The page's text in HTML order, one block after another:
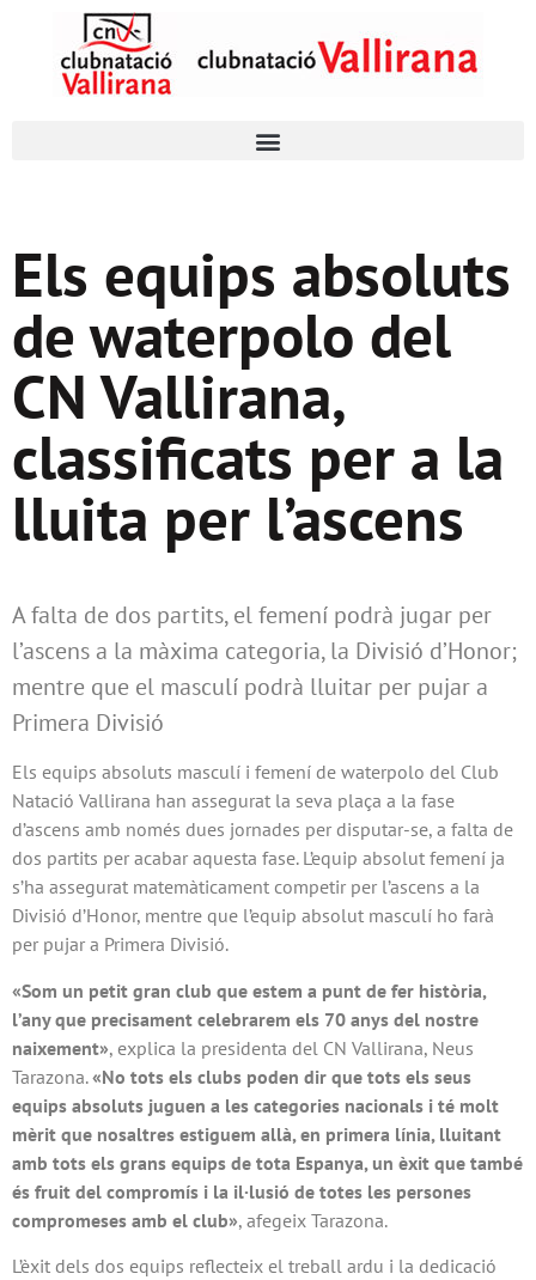
Els equips absoluts
de waterpolo del
CN Vallirana,
classificats per a la
lluita per l’ascens
A falta de dos partits, el femení podrà jugar per
l’ascens a la màxima categoria, la Divisió d’Honor;
mentre que el masculí podrà lluitar per pujar a
Primera Divisió
Els equips absoluts masculí i femení de waterpolo del Club
Natació Vallirana han assegurat la seva plaça a la fase
d’ascens amb només dues jornades per disputar-se, a falta de
dos partits per acabar aquesta fase. L’equip absolut femení ja
s’ha assegurat matemàticament competir per l’ascens a la
Divisió d’Honor, mentre que l’equip absolut masculí ho farà
per pujar a Primera Divisió.
«Som un petit gran club que estem a punt de fer història,
l’any que precisament celebrarem els 70 anys del nostre
naixement», explica la presidenta del CN Vallirana, Neus
Tarazona.«No tots els clubs poden dir que tots els seus
equips absoluts juguen a les categories nacionals i té molt
mèrit que nosaltres estiguem allà, en primera línia, lluitant
amb tots els grans equips de tota Espanya, un èxit que també
és fruit del compromís i la il·lusió de totes les persones
compromeses amb el club», afegeix Tarazona.
L’èxit dels dos equips reflecteix el treball ardu i la dedicació